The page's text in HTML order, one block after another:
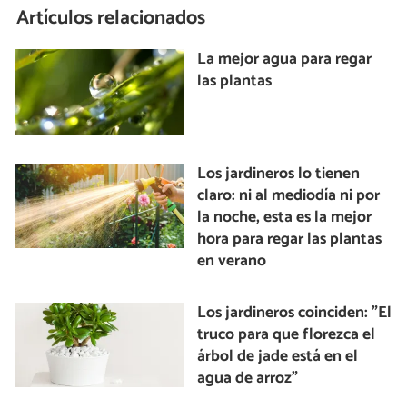
Artículos relacionados
La mejor agua para regar
las plantas
Los jardineros lo tienen
claro: ni al mediodía ni por
la noche, esta es la mejor
hora para regar las plantas
en verano
Los jardineros coinciden: "El
truco para que florezca el
árbol de jade está en el
agua de arroz"